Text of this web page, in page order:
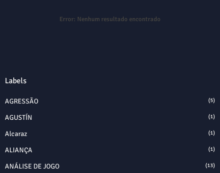
Error: Nenhum resultado encontrado
Labels
AGRESSÃO (5)
AGUSTÍN (1)
Alcaraz (1)
ALIANÇA (1)
ANÁLISE DE JOGO (13)